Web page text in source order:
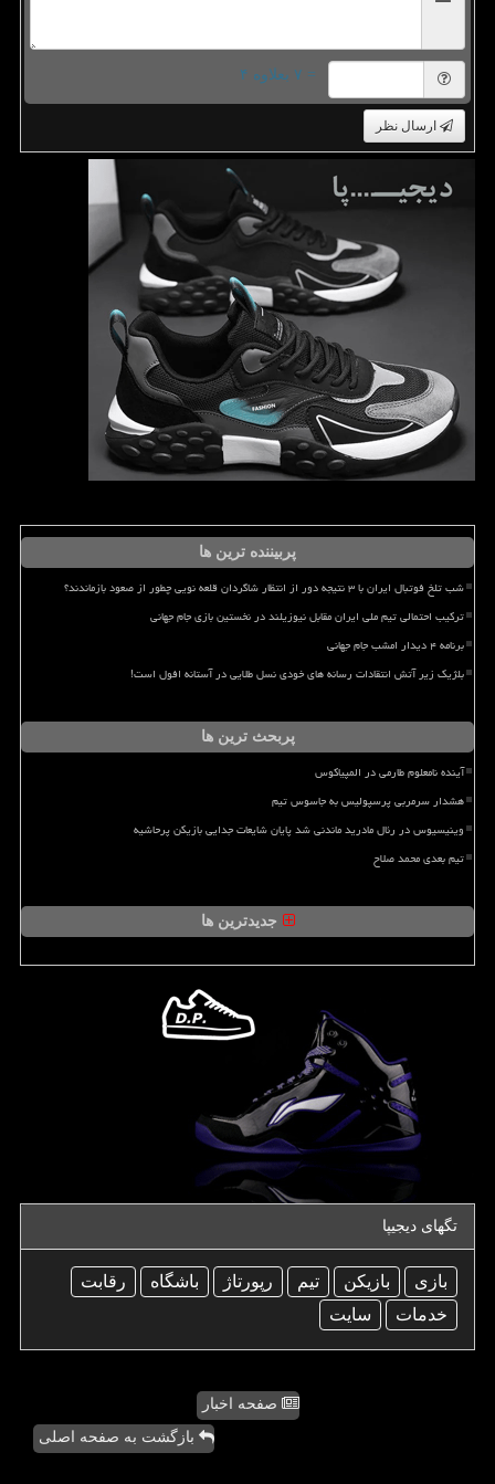
= ۷ بعلاوه ۴
ارسال نظر
پربیننده ترین ها
شب تلخ فوتبال ایران با ۳ نتیجه دور از انتظار شاگردان قلعه نویی چطور از صعود بازماندند؟
ترکیب احتمالی تیم ملی ایران مقابل نیوزیلند در نخستین بازی جام جهانی
برنامه ۴ دیدار امشب جام جهانی
بلژیک زیر آتش انتقادات رسانه های خودی نسل طلایی در آستانه افول است!
پربحث ترین ها
آینده نامعلوم طارمی در المپیاکوس
هشدار سرمربی پرسپولیس به جاسوس تیم
وینیسیوس در رئال مادرید ماندنی شد پایان شایعات جدایی بازیکن پرحاشیه
تیم بعدی محمد صلاح
جدیدترین ها
تگهای دیجیپا
بازی بازیكن تیم رپورتاژ باشگاه
رقابت
خدمات
سایت
صفحه اخبار
بازگشت به صفحه اصلی